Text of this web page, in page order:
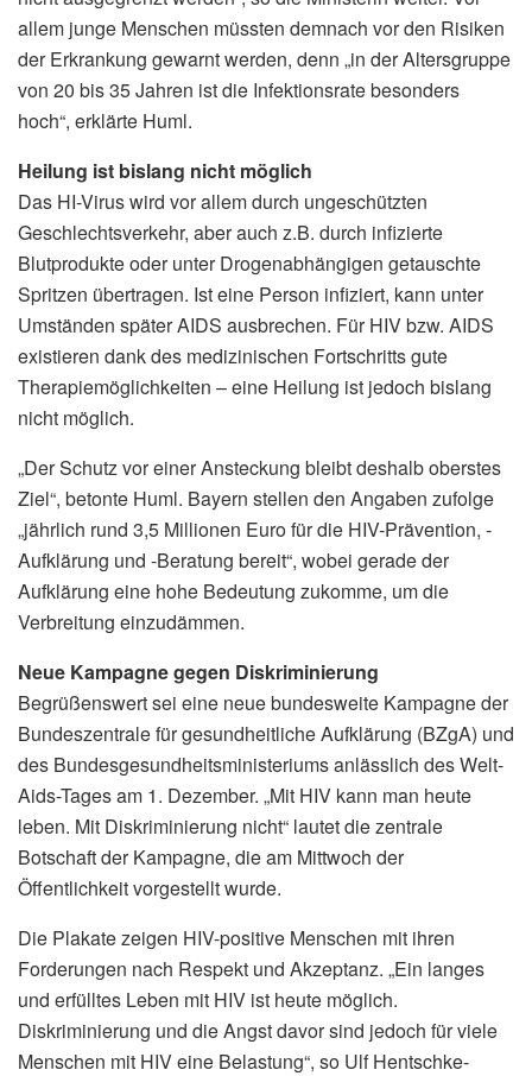
allem junge Menschen müssten demnach vor den Risiken
der Erkrankung gewarnt werden, denn „in der Altersgruppe
von 20 bis 35 Jahren ist die Infektionsrate besonders
hoch“, erklärte Huml.
Heilung ist bislang nicht möglich
Das HI-Virus wird vor allem durch ungeschützten
Geschlechtsverkehr, aber auch z.B. durch infizierte
Blutprodukte oder unter Drogenabhängigen getauschte
Spritzen übertragen. Ist eine Person infiziert, kann unter
Umständen später AIDS ausbrechen. Für HIV bzw. AIDS
existieren dank des medizinischen Fortschritts gute
Therapiemöglichkeiten – eine Heilung ist jedoch bislang
nicht möglich.
„Der Schutz vor einer Ansteckung bleibt deshalb oberstes
Ziel“, betonte Huml. Bayern stellen den Angaben zufolge
„jährlich rund 3,5 Millionen Euro für die HIV-Prävention, -
Aufklärung und -Beratung bereit“, wobei gerade der
Aufklärung eine hohe Bedeutung zukomme, um die
Verbreitung einzudämmen.
Neue Kampagne gegen Diskriminierung
Begrüßenswert sei eine neue bundesweite Kampagne der
Bundeszentrale für gesundheitliche Aufklärung (BZgA) und
des Bundesgesundheitsministeriums anlässlich des Welt-
Aids-Tages am 1. Dezember. „Mit HIV kann man heute
leben. Mit Diskriminierung nicht“ lautet die zentrale
Botschaft der Kampagne, die am Mittwoch der
Öffentlichkeit vorgestellt wurde.
Die Plakate zeigen HIV-positive Menschen mit ihren
Forderungen nach Respekt und Akzeptanz. „Ein langes
und erfülltes Leben mit HIV ist heute möglich.
Diskriminierung und die Angst davor sind jedoch für viele
Menschen mit HIV eine Belastung“, so Ulf Hentschke-